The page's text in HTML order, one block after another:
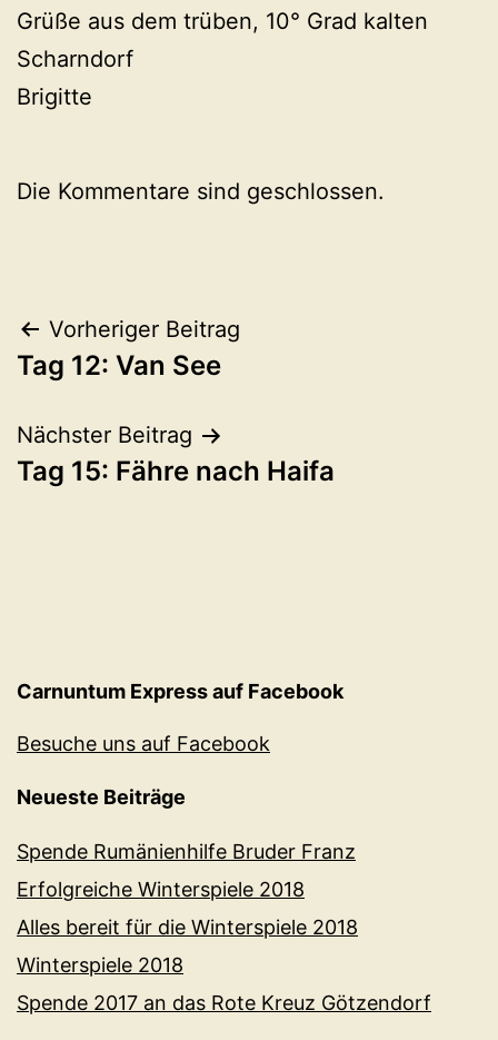
Grüße aus dem trüben, 10° Grad kalten
Scharndorf
Brigitte
Die Kommentare sind geschlossen.
Beitragsnavigation
Vorheriger Beitrag
Tag 12: Van See
Nächster Beitrag
Tag 15: Fähre nach Haifa
Carnuntum Express auf Facebook
Besuche uns auf Facebook
Neueste Beiträge
Spende Rumänienhilfe Bruder Franz
Erfolgreiche Winterspiele 2018
Alles bereit für die Winterspiele 2018
Winterspiele 2018
Spende 2017 an das Rote Kreuz Götzendorf